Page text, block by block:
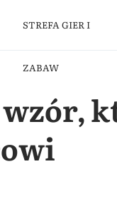
STREFA GIER I
ZABAW